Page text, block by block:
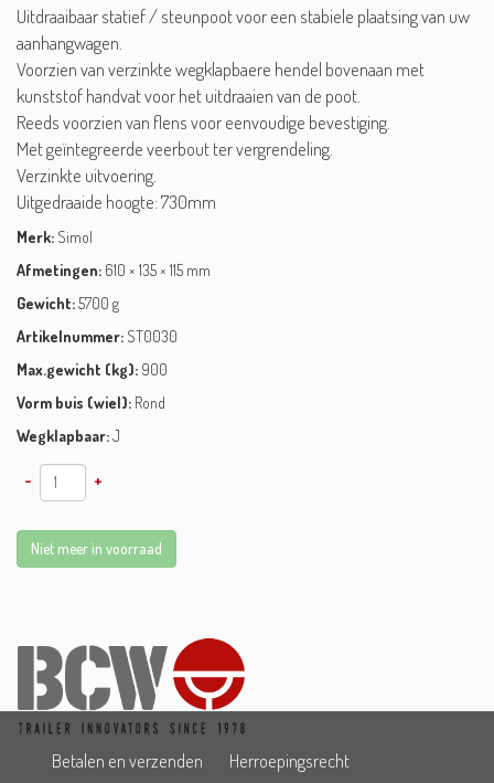
Uitdraaibaar statief / steunpoot voor een stabiele plaatsing van uw
aanhangwagen.
Voorzien van verzinkte wegklapbaere hendel bovenaan met
kunststof handvat voor het uitdraaien van de poot.
Reeds voorzien van flens voor eenvoudige bevestiging.
Met geïntegreerde veerbout ter vergrendeling.
Verzinkte uitvoering.
Uitgedraaide hoogte: 730mm
Merk: Simol
Afmetingen: 610 × 135 × 115 mm
Gewicht:5700 g
Artikelnummer: ST0030
Max.gewicht (kg): 900
Vorm buis (wiel): Rond
Wegklapbaar:J
- +
Niet meer in voorraad
Betalen en verzenden
Herroepingsrecht